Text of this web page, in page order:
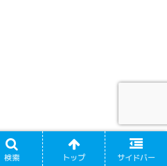
検索 トップ サイドバー